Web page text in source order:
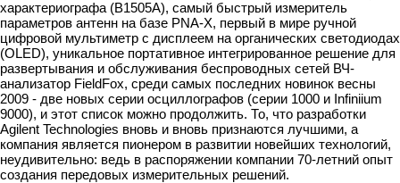
характериографа (B1505A), самый быстрый измеритель
параметров антенн на базе PNA-X, первый в мире ручной
цифровой мультиметр с дисплеем на органических светодиодах
(OLED), уникальное портативное интегрированное решение для
развертывания и обслуживания беспроводных сетей ВЧ-
анализатор FieldFox, среди самых последних новинок весны
2009 - две новых серии осциллографов (серии 1000 и Infiniium
9000), и этот список можно продолжить. То, что разработки
Agilent Technologies вновь и вновь признаются лучшими, а
компания является пионером в развитии новейших технологий,
неудивительно: ведь в распоряжении компании 70-летний опыт
создания передовых измерительных решений.